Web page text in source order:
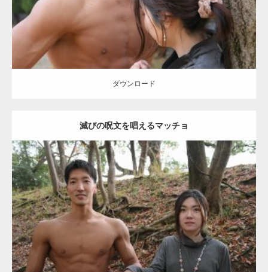
ダウンロード
ダウンロード
滅びの呪文を唱えるマッチョ
Update:2021.07.8
Category:公園のマッチョ その他 AKIHITO(細マッチョ) 大胸筋 腹筋
ダウンロード
【YouTube】マッチョフリー素材メンバーが
ギネス世界記録…
【TV】TBS番組「ひるおび」にてマッスルプ
ラスが紹介されま…
TOKYO FMラジオ番組「ONE MORNING」
で紹介さ…